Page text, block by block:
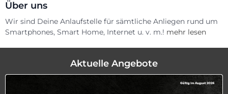
Über uns
Wir sind Deine Anlaufstelle für sämtliche Anliegen rund um
Smartphones, Smart Home, Internet u. v. m.! mehr lesen
Aktuelle Angebote